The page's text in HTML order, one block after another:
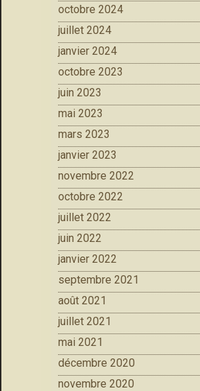
octobre 2024
juillet 2024
janvier 2024
octobre 2023
juin 2023
mai 2023
mars 2023
janvier 2023
novembre 2022
octobre 2022
juillet 2022
juin 2022
janvier 2022
septembre 2021
août 2021
juillet 2021
mai 2021
décembre 2020
novembre 2020